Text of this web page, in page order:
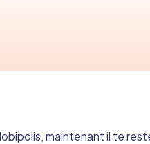
maintenant il te